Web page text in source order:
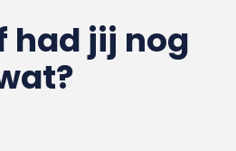
had jij nog